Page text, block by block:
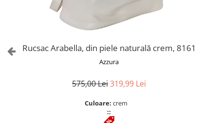
Genți Albe
Rucsac Arabella, din piele naturală crem, 8161
Azzura
575,00 Lei319,99 Lei
Culoare: crem
::